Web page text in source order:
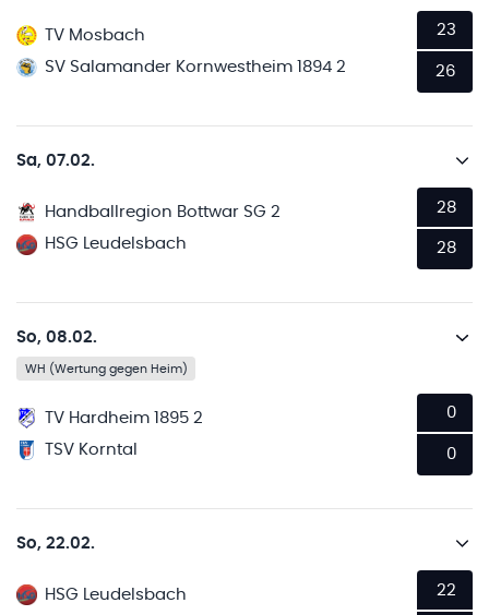
TV Mosbach
SV Salamander Kornwestheim 1894 2
23
26
Sa, 07.02.
Handballregion Bottwar SG 2
HSG Leudelsbach
28
28
So, 08.02.
WH (Wertung gegen Heim)
TV Hardheim 1895 2
TSV Korntal
0
0
So, 22.02.
HSG Leudelsbach
22